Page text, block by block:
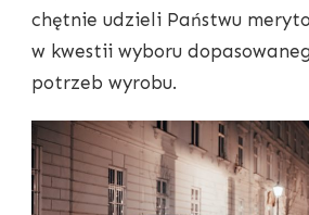
chętnie udzieli Państwu
w kwestii wyboru
potrzeb wyrobu.